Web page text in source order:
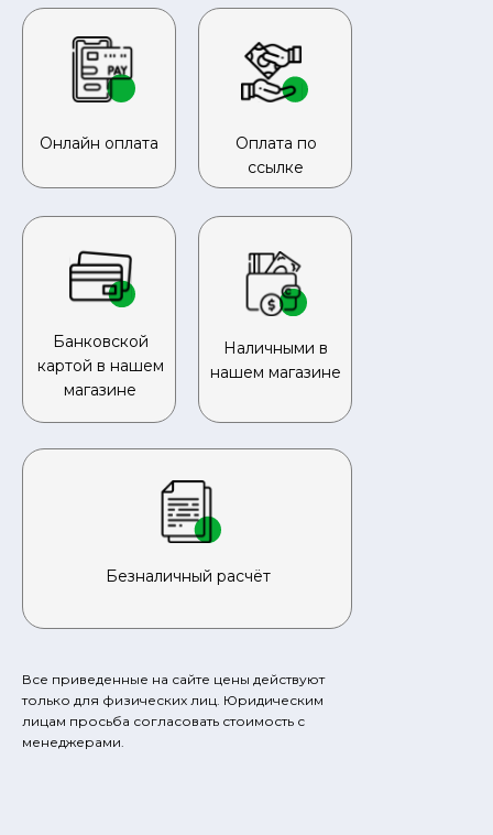
Онлайн оплата
Оплата по
ссылке
Наличными в
нашем магазине
Банковской
картой в нашем
магазине
Безналичный расчёт
Все приведенные на сайте цены действуют
только для физических лиц. Юридическим
лицам просьба согласовать стоимость с
менеджерами.